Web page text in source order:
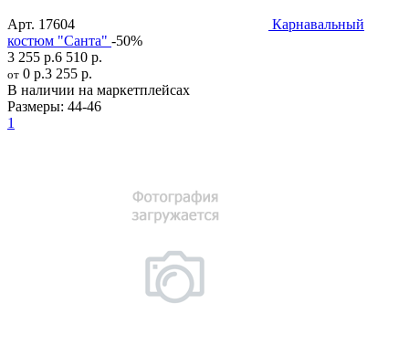
Арт. 17604
Карнавальный
костюм "Санта" -50%
3 255 р.6 510 р.
от 0 р.3 255 р.
В наличии на маркетплейсах
Размеры: 44-46
1